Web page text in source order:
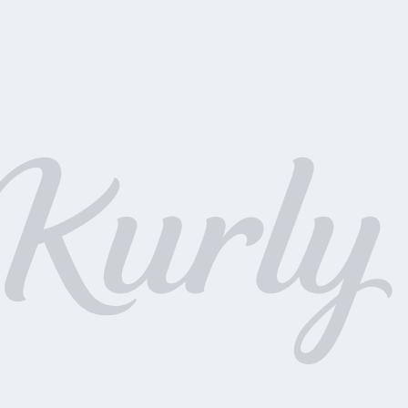
량으로 진행되며, 증정상품 재고 소진 시 조기 종료될 수 있습니다.
상단의 주문 상품 영역에서 증정상품이 표시될 경우 증정상품이 제공되
공되지 않을 경우 해당 영역에서 증정상품이 표시되지 않습니다.
면 내에 증정상품이 표시되면 증정상품이 제공되며, 재고 소진 등으로
역에서 증정상품이 표시되지 않습니다.